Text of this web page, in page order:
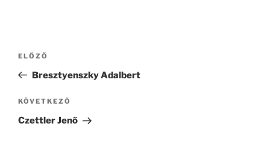
Bejegyzés
Korábbi
bejegyzés
ELŐZŐ
Bresztyenszky Adalbert
Következő
bejegyzés
KÖVETKEZŐ
Czettler Jenő